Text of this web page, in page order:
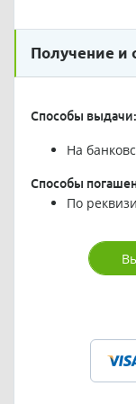
Получение и
Способы выдачи:
На
Способы
По